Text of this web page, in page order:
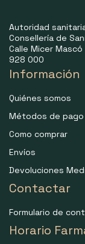
Autoridad
Consellería de
Calle Micer
928 000
Información
Quiénes somos
Métodos de pago
Como comprar
Envíos
Devoluciones
Contactar
Formulario de
Horario